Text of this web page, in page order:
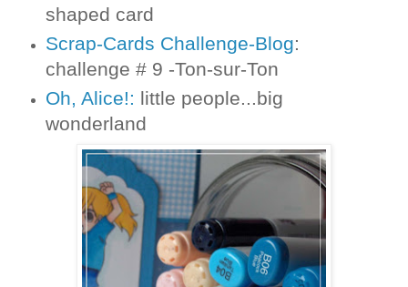
shaped card
Scrap-Cards Challenge-Blog:
challenge # 9 -Ton-sur-Ton
Oh, Alice!: little people...big
wonderland